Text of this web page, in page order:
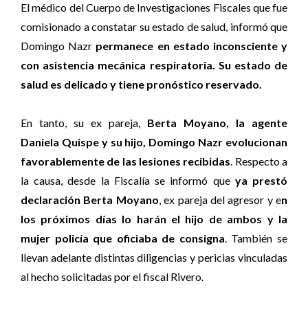
El médico del Cuerpo de Investigaciones Fiscales que fue
comisionado a constatar su estado de salud, informó que
Domingo Nazr permanece en estado inconsciente y
con asistencia mecánica respiratoria. Su estado de
salud es delicado y tiene pronóstico reservado.
En tanto, su ex pareja, Berta Moyano, la agente
Daniela Quispe y su hijo, Domingo Nazr evolucionan
favorablemente de las lesiones recibidas. Respecto a
la causa, desde la Fiscalía se informó que ya prestó
declaración Berta Moyano, ex pareja del agresor y en
los próximos días lo harán el hijo de ambos y la
mujer policía que oficiaba de consigna. También se
llevan adelante distintas diligencias y pericias vinculadas
al hecho solicitadas por el fiscal Rivero.